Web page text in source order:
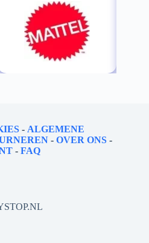
- ALGEMENE
- OVER ONS-
-FAQ